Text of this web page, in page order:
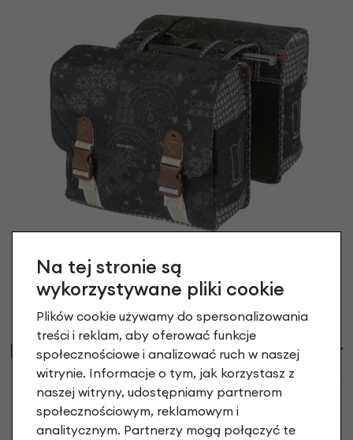
Informacje handlowe
Na tej stronie są
wykorzystywane pliki cookie
Plików cookie używamy do spersonalizowania
treści i reklam, aby oferować funkcje
społecznościowe i analizować ruch w naszej
witrynie. Informacje o tym, jak korzystasz z
naszej witryny, udostępniamy partnerom
społecznościowym, reklamowym i
analitycznym. Partnerzy mogą połączyć te